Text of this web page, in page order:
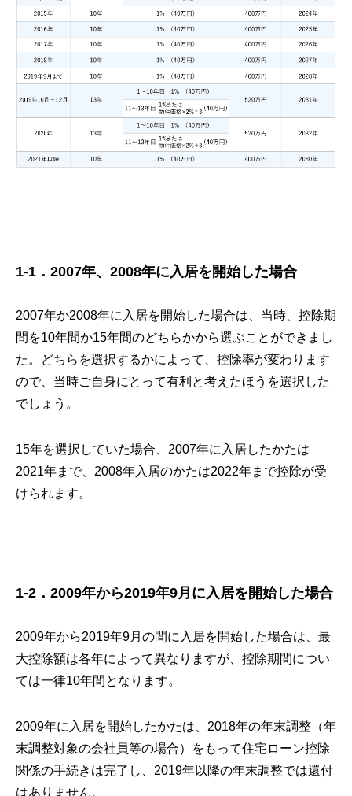
1-1．2007年、2008年に入居を開始した場合
2007年か2008年に入居を開始した場合は、当時、控除期
間を10年間か15年間のどちらかから選ぶことができまし
た。どちらを選択するかによって、控除率が変わります
ので、当時ご自身にとって有利と考えたほうを選択した
でしょう。
15年を選択していた場合、2007年に入居したかたは
2021年まで、2008年入居のかたは2022年まで控除が受
けられます。
1-2．2009年から2019年9月に入居を開始した場合
2009年から2019年9月の間に入居を開始した場合は、最
大控除額は各年によって異なりますが、控除期間につい
ては一律10年間となります。
2009年に入居を開始したかたは、2018年の年末調整（年
末調整対象の会社員等の場合）をもって住宅ローン控除
関係の手続きは完了し、2019年以降の年末調整では還付
はありません。